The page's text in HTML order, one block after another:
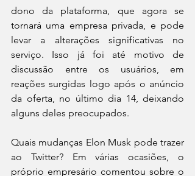
dono da plataforma, que agora se
tornará uma empresa privada, e pode
levar a alterações significativas no
serviço. Isso já foi até motivo de
discussão entre os usuários, em
reações surgidas logo após o anúncio
da oferta, no último dia 14, deixando
alguns deles preocupados.
Quais mudanças Elon Musk pode trazer
ao Twitter? Em várias ocasiões, o
próprio empresário comentou sobre o